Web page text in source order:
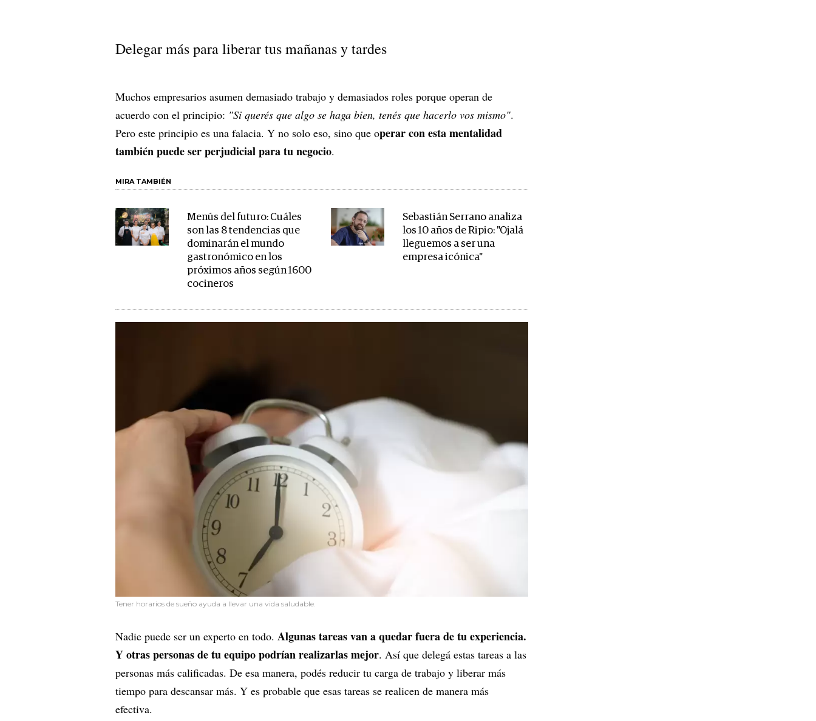
Delegar más para liberar tus mañanas y tardes
Muchos empresarios asumen demasiado trabajo y demasiados roles porque operan de
acuerdo con el principio: "Si querés que algo se haga bien, tenés que hacerlo vos mismo".
Pero este principio es una falacia. Y no solo eso, sino que operar con esta mentalidad
también puede ser perjudicial para tu negocio.
MIRA TAMBIÉN
Menús del futuro: Cuáles
son las 8 tendencias que
dominarán el mundo
gastronómico en los
próximos años según 1600
cocineros
Sebastián Serrano analiza
los 10 años de Ripio: "Ojalá
lleguemos a ser una
empresa icónica"
Tener horarios de sueño ayuda a llevar una vida saludable.
Nadie puede ser un experto en todo. Algunas tareas van a quedar fuera de tu experiencia.
Y otras personas de tu equipo podrían realizarlas mejor. Así que delegá estas tareas a las
personas más calificadas. De esa manera, podés reducir tu carga de trabajo y liberar más
tiempo para descansar más. Y es probable que esas tareas se realicen de manera más
efectiva.